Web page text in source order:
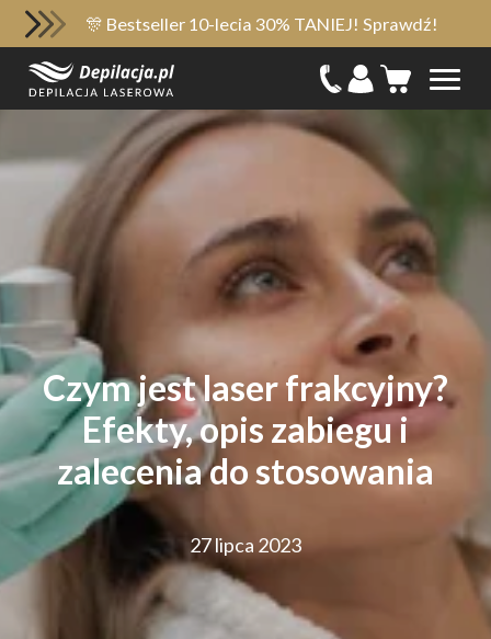
🎊 Bestseller 10-lecia 30% TANIEJ! Sprawdź!
Czym jest laser frakcyjny?
Efekty, opis zabiegu i
zalecenia do stosowania
27 lipca 2023